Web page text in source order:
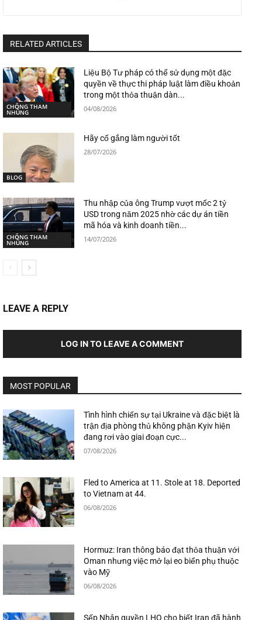
RELATED ARTICLES
CHỐNG THAM
NHŨNG
Liệu Bộ Tư pháp có thể sử dụng một đặc
quyền về thực thi pháp luật làm điều khoản
trong một thỏa thuận dàn...
04/08/2026
BLOG
Hãy cố gắng làm người tốt
28/07/2026
CHỐNG THAM
NHŨNG
Thu nhập của ông Trump vượt mốc 2 tỷ
USD trong năm 2025 nhờ các dự án tiền
mã hóa và kinh doanh tiền...
14/07/2026
LEAVE A REPLY
LOG IN TO LEAVE A COMMENT
MOST POPULAR
Tình hình chiến sự tại Ukraine và đặc biệt là
trận địa phòng thủ không phận Kyiv hiện
đang rơi vào giai đoạn cực...
07/08/2026
Fled to America at 11. Stole at 18. Deported
to Vietnam at 44.
06/08/2026
Hormuz: Iran thông báo đạt thỏa thuận với
Oman nhưng việc mở lại eo biển phụ thuộc
vào Mỹ
06/08/2026
Sếp Nhân quyền LHQ cho biết Iran đã hành